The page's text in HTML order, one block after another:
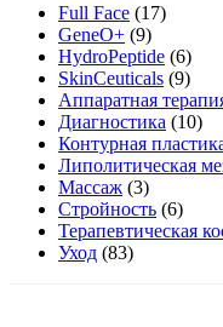
Full Face (17)
GeneO+ (9)
HydroPeptide (6)
SkinCeuticals (9)
Аппаратная
Диагностика (10)
Контурная
Липолитическая
Массаж (3)
Стройность (6)
Терапевтическая
Уход (83)